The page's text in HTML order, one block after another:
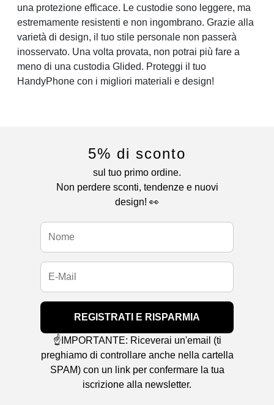
una protezione efficace. Le custodie sono leggere, ma
estremamente resistenti e non ingombrano. Grazie alla
varietà di design, il tuo stile personale non passerà
inosservato. Una volta provata, non potrai più fare a
meno di una custodia Glided. Proteggi il tuo
HandyPhone con i migliori materiali e design!
5% di sconto
sul tuo primo ordine.
Non perdere sconti, tendenze e nuovi
design! 👀
REGISTRATI E RISPARMIA
☝️IMPORTANTE: Riceverai un'email (ti
preghiamo di controllare anche nella cartella
SPAM) con un link per confermare la tua
iscrizione alla newsletter.